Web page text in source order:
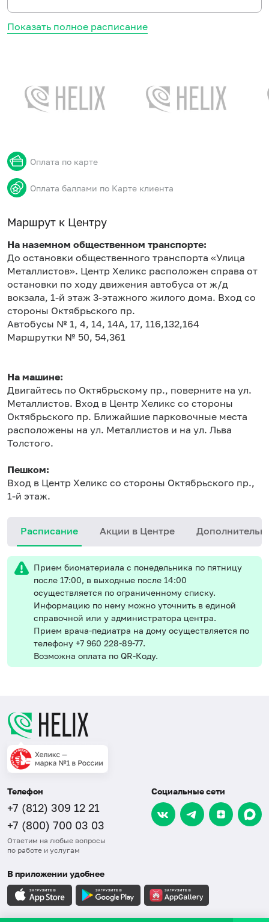
Показать полное расписание
Оплата по карте
Оплата баллами по Карте клиента
Маршрут к Центру
На наземном общественном транспорте:
До остановки общественного транспорта «Улица
Металлистов». Центр Хеликс расположен справа от
остановки по ходу движения автобуса от ж/д
вокзала, 1-й этаж 3-этажного жилого дома. Вход со
стороны Октябрьского пр.
Автобусы № 1, 4, 14, 14А, 17, 116,132,164
Маршрутки № 50, 54,361
На машине:
Двигайтесь по Октябрьскому пр., поверните на ул.
Металлистов. Вход в Центр Хеликс со стороны
Октябрьского пр. Ближайшие парковочные места
расположены на ул. Металлистов и на ул. Льва
Толстого.
Пешком:
Вход в Центр Хеликс со стороны Октябрьского пр.,
1-й этаж.
Расписание Акции в Центре
Прием биоматериала с понедельника по пятницу
после 17:00, в выходные после 14:00
осуществляется по ограниченному списку.
Информацию по нему можно уточнить в единой
справочной или у администратора центра.
Прием врача-педиатра на дому осуществляется по
телефону +7 960 228-89-77.
Возможна оплата по QR-Коду.
Телефон
+7 (812) 309 12 21
+7 (800) 700 03 03
Ответим на любые вопросы
по работе и услугам
Социальные сети
В приложении удобнее